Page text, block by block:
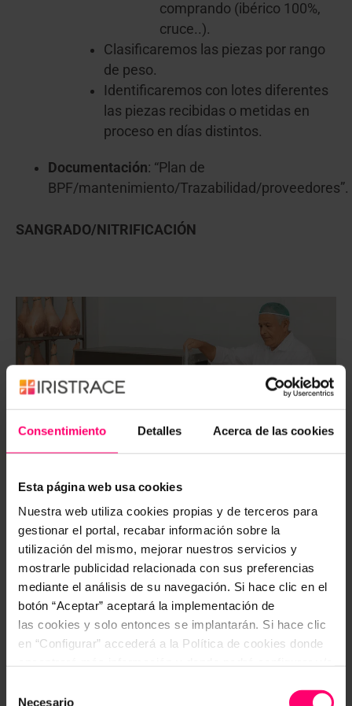
Consentimiento Detalles Acerca de las cookies
Esta página web usa cookies
Nuestra web utiliza cookies propias y de terceros para
gestionar el portal, recabar información sobre la
utilización del mismo, mejorar nuestros servicios y
mostrarle publicidad relacionada con sus preferencias
mediante el análisis de su navegación. Si hace clic en el
botón “Aceptar” aceptará la implementación de
las cookies y solo entonces se implantarán. Si hace clic
en “Configurar” accederá a la Política de cookies donde
activo hasta que ejecute alguna de estas dos opciones:
Necesario
comprando (ibérico 100%,
cruce..).
Clasificaremos las piezas por rango
de peso.
Identificaremos con lotes diferentes
las piezas recibidas o metidas en
proceso en días distintos.
Documentación: “Plan de
BPF/mantenimiento/Trazabilidad/proveedores”.
SANGRADO/NITRIFICACIÓN
Infraestructura:
El proceso de sangrado (quitar la
sangre que puede quedar
acumulada en los vasos sanguíneos
del jamón, y que pueden ser motivos
de defectos) y la nitrificación (adición